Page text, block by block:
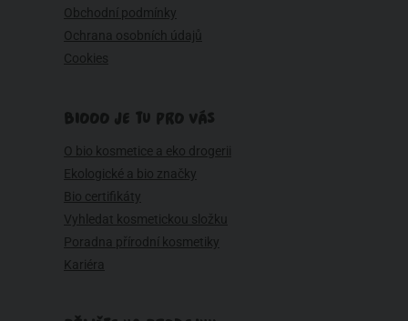
Obchodní podmínky
Ochrana osobních údajů
Cookies
BIOOO JE TU PRO VÁS
O bio kosmetice a eko drogerii
Ekologické a bio značky
Bio certifikáty
Vyhledat kosmetickou složku
Poradna přírodní kosmetiky
Kariéra